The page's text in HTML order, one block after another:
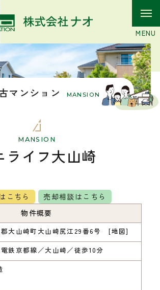
マンション MANSION
MANSION
ライフ大山崎
こちら
売却相談はこちら
物件概要
郡大山崎町大山崎尻江29番6号 [地図]
鉄京都線／大山崎／徒歩10分